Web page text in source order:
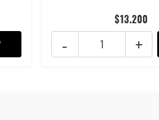
$13.200
+
-